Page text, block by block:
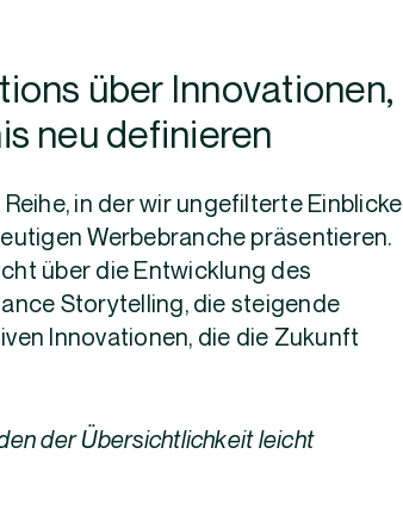
über Innovationen,
neu definieren
in der wir ungefilterte Einblicke
Werbebranche präsentieren.
über die Entwicklung des
Storytelling, die steigende
Innovationen, die die Zukunft
der Übersichtlichkeit leicht